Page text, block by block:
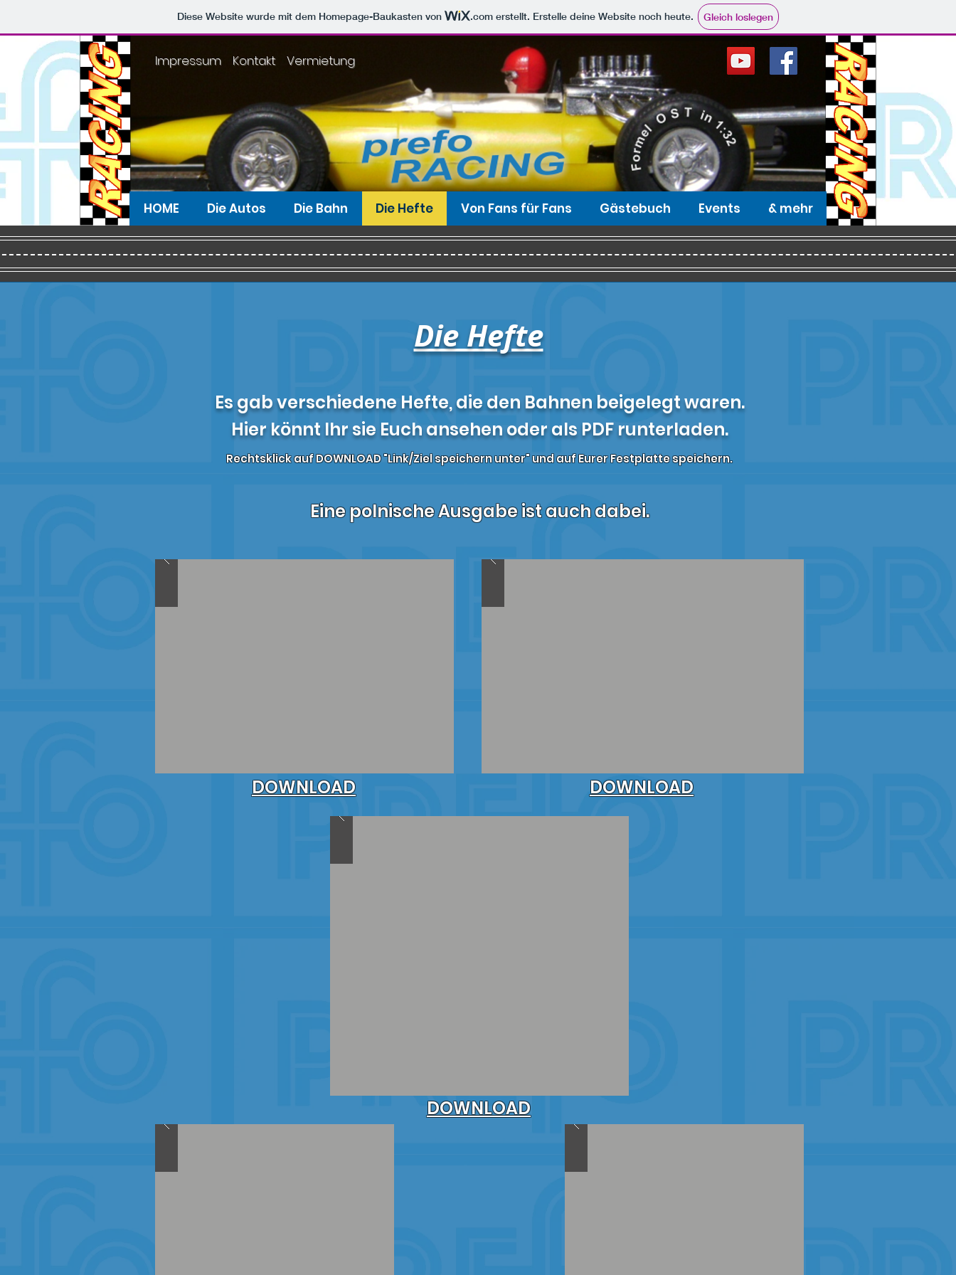
Diese Website wurde mit dem Homepage-Baukasten von .com erstellt. Erstelle deine Website noch heute. Gleich loslegen
Kontakt
Impressum Vermietung
HOME Die Autos Die Bahn Die Hefte Von Fans für Fans Gästebuch Events & mehr
Die Hefte
Es gab verschiedene Hefte, die den Bahnen beigelegt waren.
Hier könnt Ihr sie Euch ansehen oder als PDF runterladen.
Rechtsklick auf DOWNLOAD "Link/Ziel speichern unter" und auf Eurer Festplatte speichern.
Eine polnische Ausgabe ist auch dabei.
DOWNLOAD DOWNLOAD
DOWNLOAD